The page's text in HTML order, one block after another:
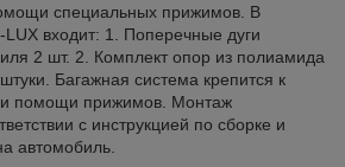
специальных прижимов. В
LUX входит: 1. Поперечные дуги
2 шт. 2. Комплект опор из полиамида
Багажная система крепится к
помощи прижимов. Монтаж
с инструкцией по сборке и
автомобиль.